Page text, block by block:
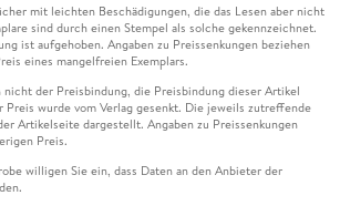
mit leichten Beschädigungen, die das Lesen aber nicht
sind durch einen Stempel als solche gekennzeichnet.
ist aufgehoben. Angaben zu Preissenkungen beziehen
eines mangelfreien Exemplars.
der Preisbindung, die Preisbindung dieser Artikel
Preis wurde vom Verlag gesenkt. Die jeweils zutreffende
Artikelseite dargestellt. Angaben zu Preissenkungen
Preis.
willigen Sie ein, dass Daten an den Anbieter der